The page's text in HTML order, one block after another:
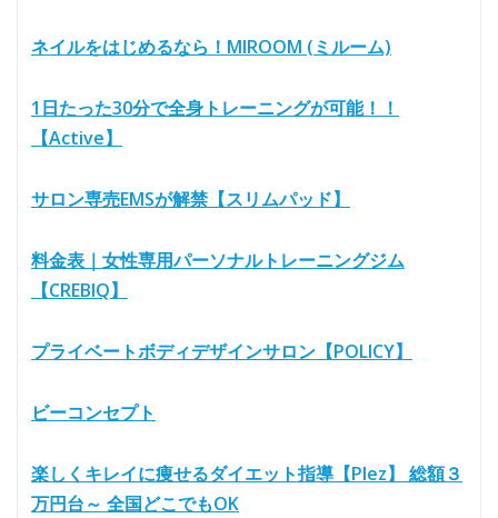
ネイルをはじめるなら！MIROOM (ミルーム)
1日たった30分で全身トレーニングが可能！！
【Active】
サロン専売EMSが解禁【スリムパッド】
料金表｜女性専用パーソナルトレーニングジム
【CREBIQ】
プライベートボディデザインサロン【POLICY】
ビーコンセプト
楽しくキレイに痩せるダイエット指導【Plez】 総額３
万円台～ 全国どこでもOK